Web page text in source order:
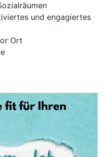
und engagiertes
Ort